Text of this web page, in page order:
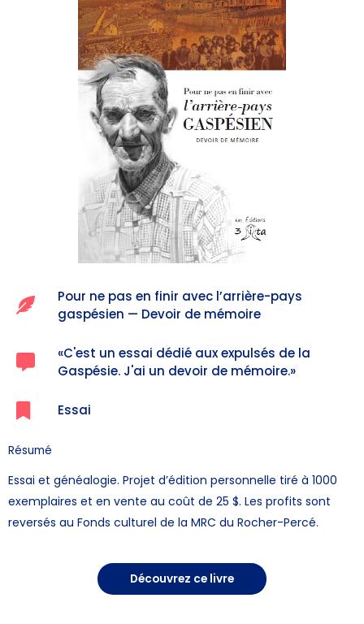
Pour ne pas en finir avec l’arrière-pays
gaspésien — Devoir de mémoire
«C'est un essai dédié aux expulsés de la
Gaspésie. J'ai un devoir de mémoire.» ​
Essai
Résumé
Essai et généalogie. Projet d’édition personnelle tiré à 1000
exemplaires et en vente au coût de 25 $. Les profits sont
reversés au Fonds culturel de la MRC du Rocher-Percé.
Découvrez ce livre